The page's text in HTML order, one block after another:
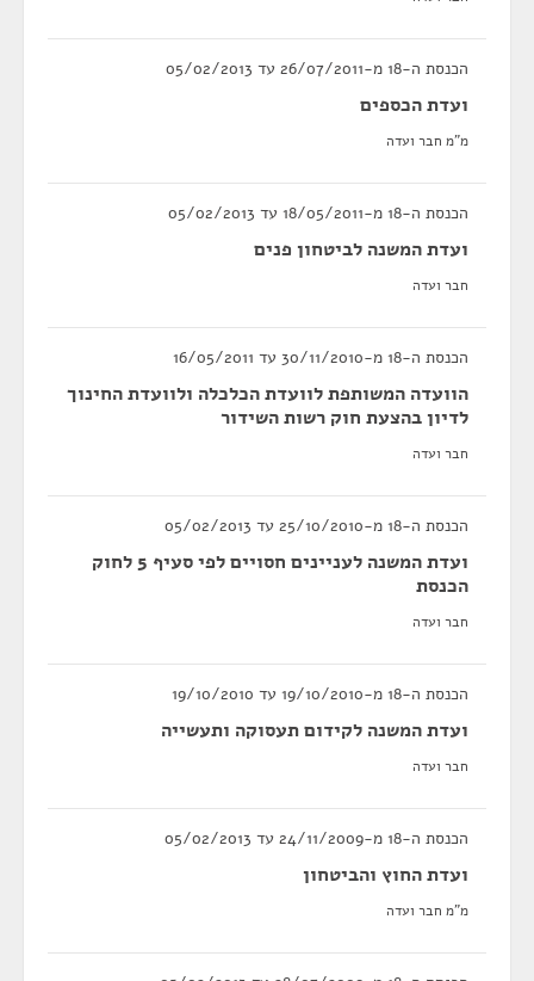
הכנסת ה-18 מ-26/07/2011 עד 05/02/2013
ועדת הכספים
מ"מ חבר ועדה
הכנסת ה-18 מ-18/05/2011 עד 05/02/2013
ועדת המשנה לביטחון פנים
חבר ועדה
הכנסת ה-18 מ-30/11/2010 עד 16/05/2011
הוועדה המשותפת לוועדת הכלכלה ולוועדת החינוך
לדיון בהצעת חוק רשות השידור
חבר ועדה
הכנסת ה-18 מ-25/10/2010 עד 05/02/2013
ועדת המשנה לעניינים חסויים לפי סעיף 5 לחוק
הכנסת
חבר ועדה
הכנסת ה-18 מ-19/10/2010 עד 19/10/2010
ועדת המשנה לקידום תעסוקה ותעשייה
חבר ועדה
הכנסת ה-18 מ-24/11/2009 עד 05/02/2013
ועדת החוץ והביטחון
מ"מ חבר ועדה